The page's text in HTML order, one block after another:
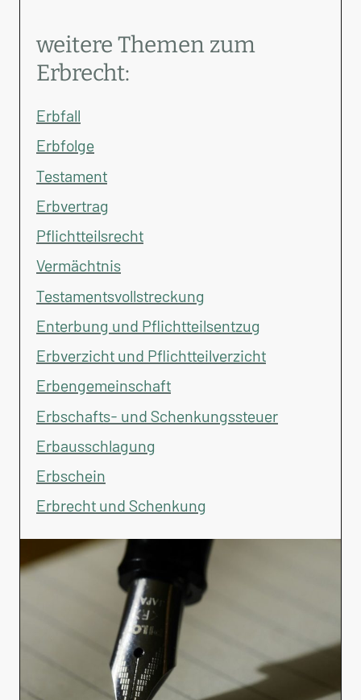
weitere Themen zum
Erbrecht:
Erbfall
Erbfolge
Testament
Erbvertrag
Pflichtteilsrecht
Vermächtnis
Testamentsvollstreckung
Enterbung und Pflichtteilsentzug
Erbverzicht und Pflichtteilverzicht
Erbengemeinschaft
Erbschafts- und Schenkungssteuer
Erbausschlagung
Erbschein
Erbrecht und Schenkung